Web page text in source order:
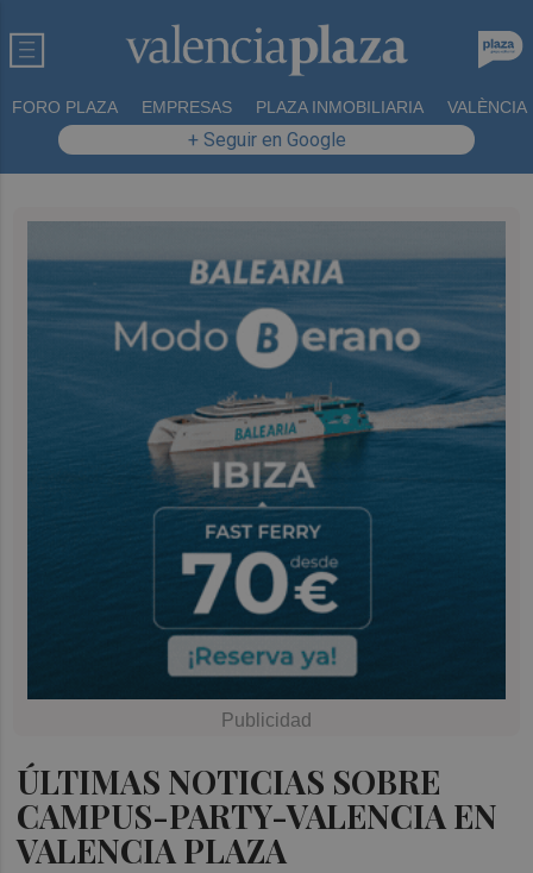
FORO PLAZA EMPRESAS PLAZA INMOBILIARIA VALÈNCIA
+ Seguir en Google
ÚLTIMAS NOTICIAS SOBRE
CAMPUS-PARTY-VALENCIA EN
VALENCIA PLAZA